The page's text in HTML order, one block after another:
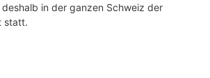
in der ganzen Schweiz der
statt.